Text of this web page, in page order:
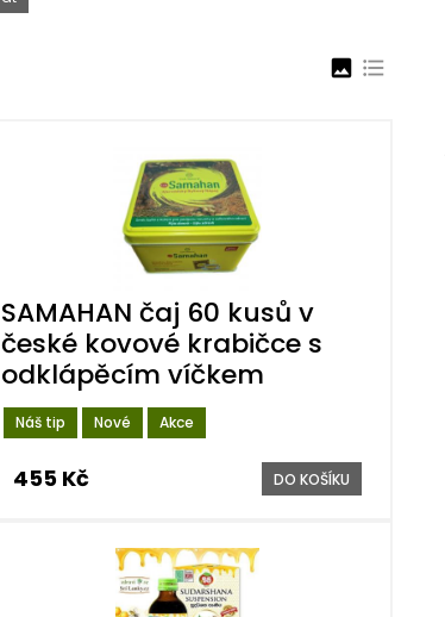
image format_list_bulleted
Náš tip Nové Akce
SAMAHAN čaj 60 kusů v
české kovové krabičce s
odklápěcím víčkem
455 Kč DO KOŠÍKU